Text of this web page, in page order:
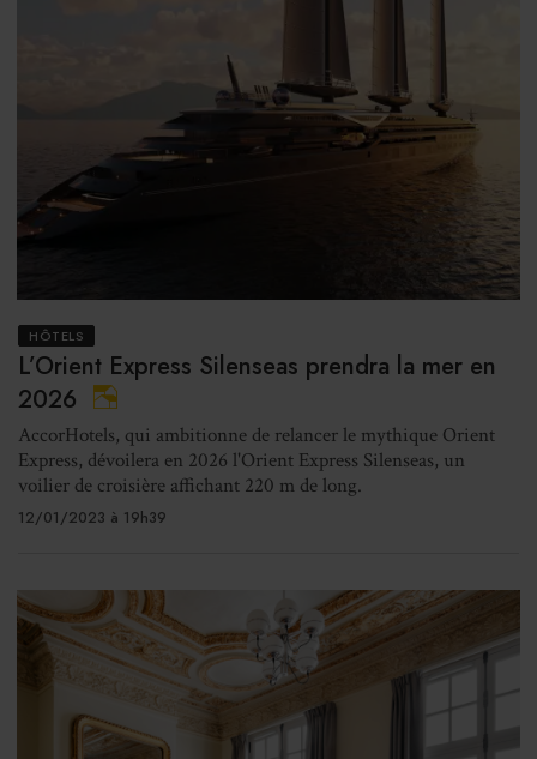
HÔTELS
L’Orient Express Silenseas prendra la mer en
2026
AccorHotels, qui ambitionne de relancer le mythique Orient
Express, dévoilera en 2026 l'Orient Express Silenseas, un
voilier de croisière affichant 220 m de long.
12/01/2023 à 19h39